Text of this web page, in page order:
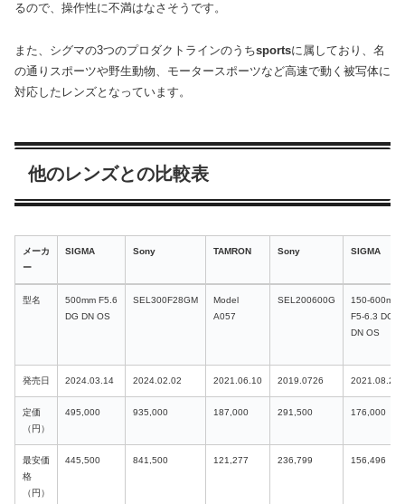
るので、操作性に不満はなさそうです。
また、シグマの3つのプロダクトラインのうちsportsに属しており、名
の通りスポーツや野生動物、モータースポーツなど高速で動く被写体に
対応したレンズとなっています。
他のレンズとの比較表
メーカ
ー
SIGMA Sony TAMRON Sony SIGMA
型名
500mm F5.6
DG DN OS
SEL300F28GM
Model
A057
SEL200600G
150-600mm
F5-6.3 DG
DN OS
発売日 2024.03.14 2024.02.02 2021.06.10 2019.0726 2021.08.27
定価
（円）
495,000 935,000 187,000 291,500 176,000
最安価
格
（円）
445,500 841,500 121,277 236,799 156,496